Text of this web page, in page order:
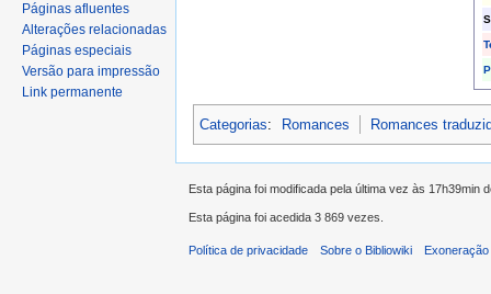
Categorias: Romances Romances
Páginas afluentes
Alterações relacionadas
Páginas especiais
Versão para impressão
Link permanente
Esta página foi modificada pela última vez às 17h39min
Esta página foi acedida 3 869 vezes.
Política de privacidade Sobre o Bibliowiki